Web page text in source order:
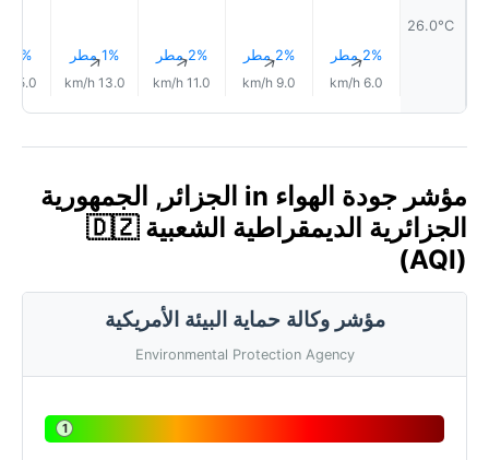
26.0°C
2% مطر↑
6.0 km/h
2% مطر↑
9.0 km/h
2% مطر↑
11.0 km/h
1% مطر↑
13.0 km/h
1% مطر
15.0 km/h
مؤشر جودة الهواء in الجزائر, الجمهورية
الجزائرية الديمقراطية الشعبية 🇩🇿
(AQI)
مؤشر وكالة حماية البيئة الأمريكية
Environmental Protection Agency
1